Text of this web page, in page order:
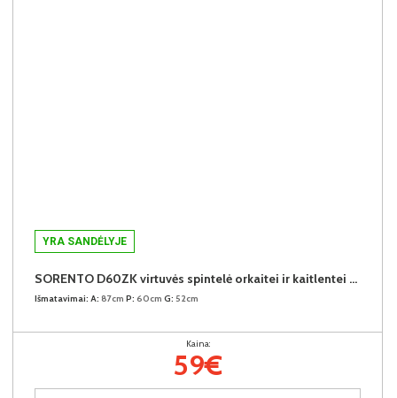
YRA SANDĖLYJE
SORENTO D60ZK virtuvės spintelė orkaitei ir kaitlentei (Baltic Storm/Baltic Storm)
Išmatavimai: A: 87cm P: 60cm G: 52cm
Kaina:
59€